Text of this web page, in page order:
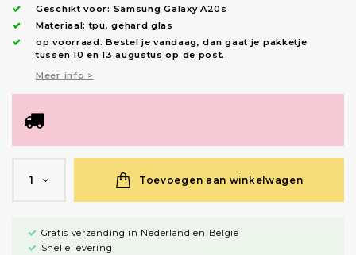
Geschikt voor: Samsung Galaxy A20s
Materiaal: tpu, gehard glas
op voorraad.Bestel je vandaag, dan gaat je pakketje
tussen 10 en 13 augustus op de post.
Meer info >
1 Toevoegen aan winkelwagen
Gratis verzending in Nederland en België
Snelle levering